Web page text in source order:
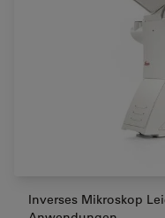
Inverses Mikroskop